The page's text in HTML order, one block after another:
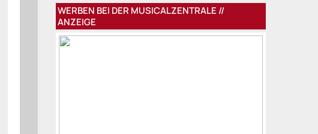
WERBEN BEI DER MUSICALZENTRALE //
ANZEIGE